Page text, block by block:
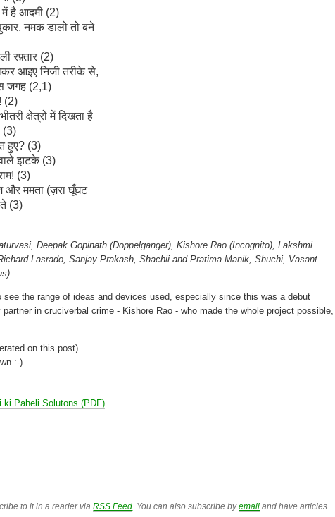
है आदमी (2)
नमक डालो तो बने
रफ़्तार (2)
आइए निजी तरीके से,
जगह (2,1)
(2)
क्षेत्रों में दिखता है
(3)
हुए? (3)
झटके (3)
(3)
और ममता (ज़रा घूँघट
(3)
Deepak Gopinath (Doppelganger), Kishore Rao (Incognito), Lakshmi
Lasrado, Sanjay Prakash, Shachii and Pratima Manik, Shuchi, Vasant
the range of ideas and devices used, especially since this was a debut
in cruciverbal crime - Kishore Rao - who made the whole project possible,
on this post).
:-)
ki Paheli Solutons (PDF)
to it in a reader viaRSS Feed. You can also subscribe byemail and have articles